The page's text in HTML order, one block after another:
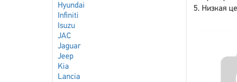
Hyundai
Infiniti
Isuzu
JAC
Jaguar
Jeep
Kia
Lancia
Низкая